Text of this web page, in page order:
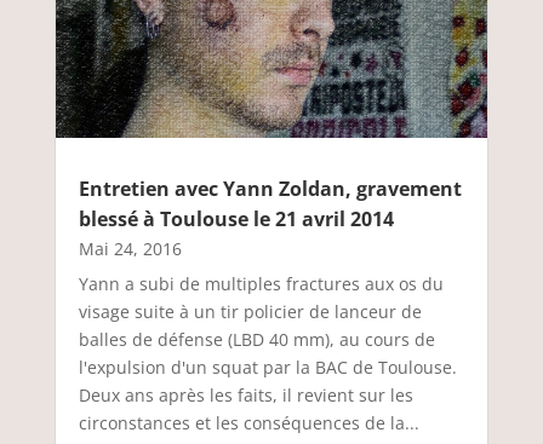
Entretien avec Yann Zoldan, gravement
blessé à Toulouse le 21 avril 2014
Mai 24, 2016
Yann a subi de multiples fractures aux os du
visage suite à un tir policier de lanceur de
balles de défense (LBD 40 mm), au cours de
l'expulsion d'un squat par la BAC de Toulouse.
Deux ans après les faits, il revient sur les
circonstances et les conséquences de la...